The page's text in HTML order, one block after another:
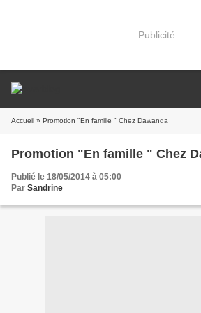
Publicité
Accueil » Promotion "En famille " Chez Dawanda
Promotion "En famille " Chez
Publié le 18/05/2014 à 05:00
Par Sandrine